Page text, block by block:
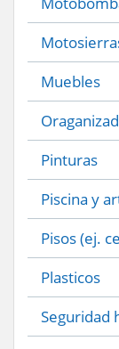
Muebles
Pinturas
Piscina y
Pisos (ej.
Plasticos
Seguridad